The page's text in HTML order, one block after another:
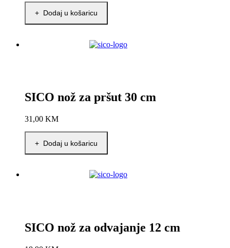
+ Dodaj u košaricu
SICO nož za pršut 30 cm
31,00 KM
+ Dodaj u košaricu
SICO nož za odvajanje 12 cm